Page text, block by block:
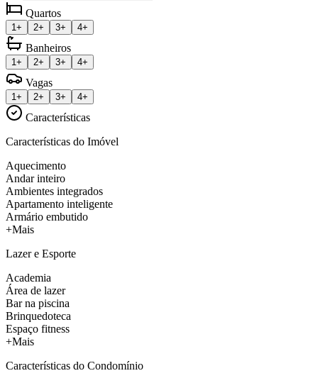
Quartos
1+ 2+ 3+ 4+
Banheiros
1+ 2+ 3+ 4+
Vagas
1+ 2+ 3+ 4+
Características
Características do Imóvel
Aquecimento
Andar inteiro
Ambientes integrados
Apartamento inteligente
Armário embutido
+Mais
Lazer e Esporte
Academia
Área de lazer
Bar na piscina
Brinquedoteca
Espaço fitness
+Mais
Características do Condomínio